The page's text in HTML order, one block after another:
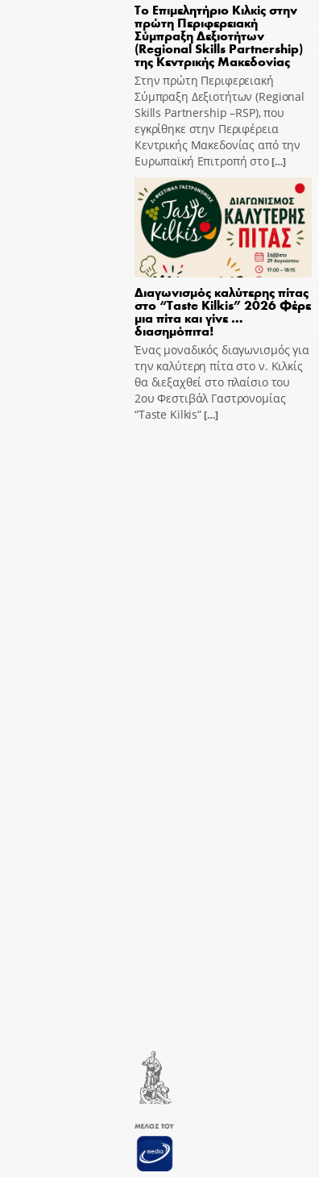
Το Επιμελητήριο Κιλκίς στην
πρώτη Περιφερειακή
Σύμπραξη Δεξιοτήτων
(Regional Skills Partnership)
της Κεντρικής Μακεδονίας
Στην πρώτη Περιφερειακή
Σύμπραξη Δεξιοτήτων (Regional
Skills Partnership –RSP), που
εγκρίθηκε στην Περιφέρεια
Κεντρικής Μακεδονίας από την
Ευρωπαϊκή Επιτροπή στο[…]
Διαγωνισμός καλύτερης πίτας
στο “Taste Kilkis” 2026 Φέρε
μια πίτα και γίνε …
διασημόπιτα!
Ένας μοναδικός διαγωνισμός για
την καλύτερη πίτα στο ν. Κιλκίς
θα διεξαχθεί στο πλαίσιο του
2ου Φεστιβάλ Γαστρονομίας
“Taste Kilkis”[…]